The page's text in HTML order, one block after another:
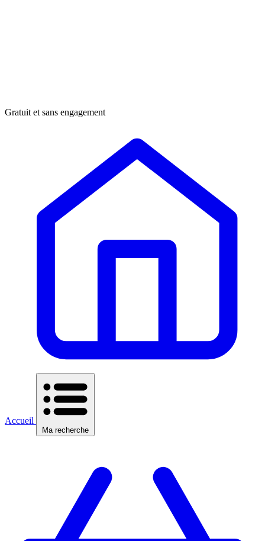
Gratuit et sans engagement
Accueil
Ma recherche